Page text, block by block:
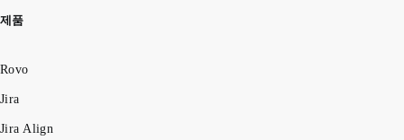
제품
Rovo
Jira
Jira Align